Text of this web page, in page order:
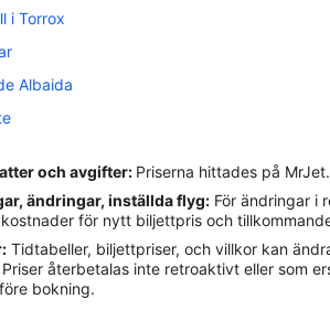
i Torrox
Albaida
och avgifter: Priserna hittades på
ändringar, inställda flyg: För ändringar i
för nytt biljettpris och
Tidtabeller, biljettpriser, och villkor kan
återbetalas inte retroaktivt eller som
bokning.